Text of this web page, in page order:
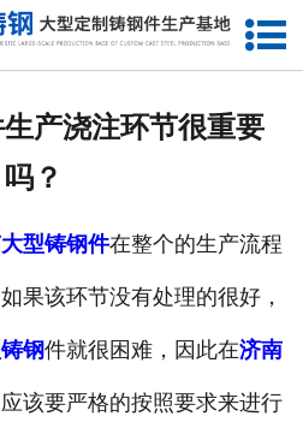
网站首页
生产能力
联系我们
产浇注环节很重要
吗？
型铸钢件在整个的生产流程
果该环节没有处理的很好，
钢件就很困难，因此在济南
该要严格的按照要求来进行